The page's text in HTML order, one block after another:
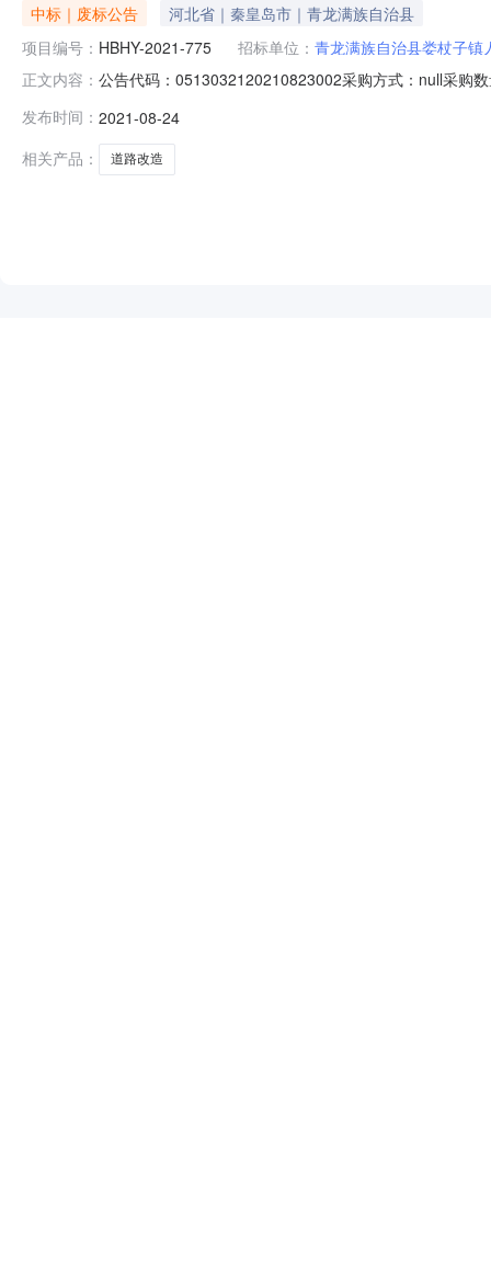
中标｜废标公告
河北省｜秦皇岛市｜青龙满族自治县
项目编号： HBHY-2021-775 招标单位： 青龙满族自治县娄杖子镇
正文内容： 公告代码：0513032120210823002采购方式：null采购
购人名称：青龙满族自治县娄杖子镇人民政府采购人联
发布时间： 2021-08-24
相关产品：
道路改造